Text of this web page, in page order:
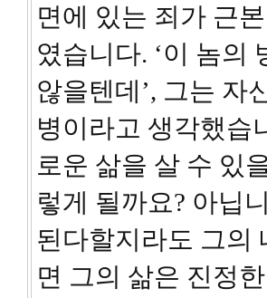
면에 있는 죄가 근
였습니다. ‘이 놈의
않을텐데’, 그는 자
병이라고 생각했습
로운 삶을 살 수 있
렇게 될까요? 아닙
된다할지라도 그의
면 그의 삶은 진정